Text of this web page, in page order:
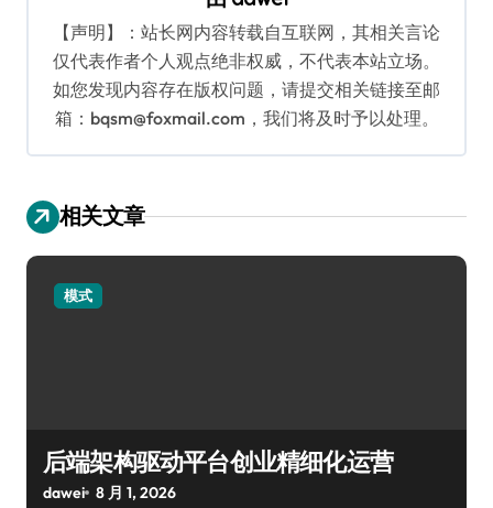
【声明】：站长网内容转载自互联网，其相关言论
仅代表作者个人观点绝非权威，不代表本站立场。
如您发现内容存在版权问题，请提交相关链接至邮
箱：bqsm@foxmail.com，我们将及时予以处理。
相关文章
模式
后端架构驱动平台创业精细化运营
dawei 8 月 1, 2026